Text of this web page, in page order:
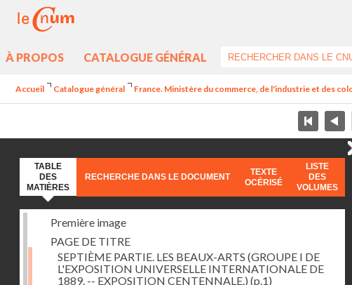
À PROPOS CATALOGUE GÉNÉRAL
Accueil Catalogue général France. Ministère du commerce, de l'industrie et des
TABLE
DES
MATIÈRES
RECHERCHE DANS LE DOCUMENT
TEXTE
OCÉRISÉ
LISTE
DES
VOLUMES
Première image
PAGE DE TITRE
SEPTIÈME PARTIE. LES BEAUX-ARTS (GROUPE I DE
L'EXPOSITION UNIVERSELLE INTERNATIONALE DE
1889. -- EXPOSITION CENTENNALE.) (p.1)